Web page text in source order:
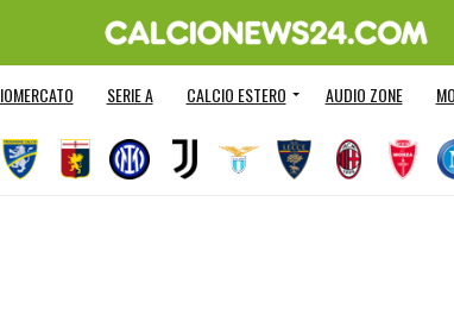
SERIE A CALCIO ESTERO AUDIO ZONE